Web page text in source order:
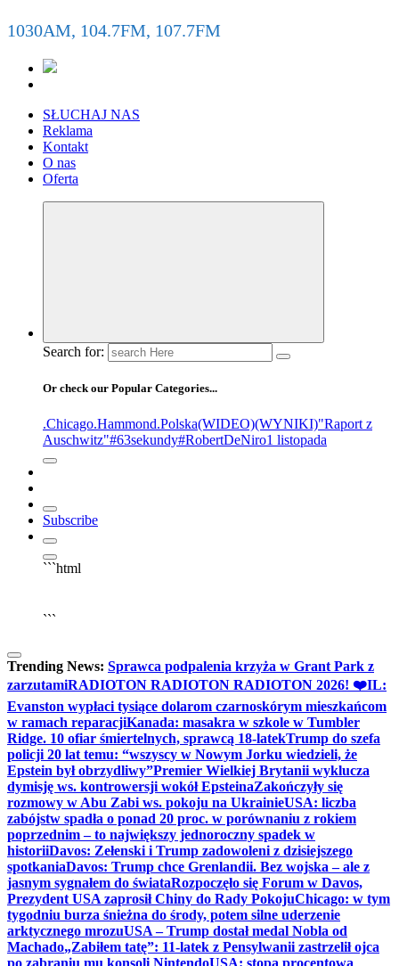
1030AM, 104.7FM, 107.7FM
SŁUCHAJ NAS
Reklama
Kontakt
O nas
Oferta
Search for:
Or check our Popular Categories...
.Chicago.Hammond.Polska(WIDEO)(WYNIKI)"Raport z
Auschwitz"#63sekundy#RobertDeNiro1 listopada
Subscribe
```html
```
Trending News: Sprawca podpalenia krzyża w Grant Park z
zarzutamiRADIOTON RADIOTON RADIOTON 2026! ❤️IL:
Evanston wypłaci tysiące dolarom czarnoskórym mieszkańcom
w ramach reparacjiKanada: masakra w szkole w Tumbler
Ridge. 10 ofiar śmiertelnych, sprawcą 18-latekTrump do szefa
policji 20 lat temu: “wszyscy w Nowym Jorku wiedzieli, że
Epstein był obrzydliwy”Premier Wielkiej Brytanii wyklucza
dymisję ws. kontrowersji wokół EpsteinaZakończyły się
rozmowy w Abu Zabi ws. pokoju na UkrainieUSA: liczba
zabójstw spadła o ponad 20 proc. w porównaniu z rokiem
poprzednim – to największy jednoroczny spadek w
historiiDavos: Zełenski i Trump zadowoleni z dzisiejszego
spotkaniaDavos: Trump chce Grenlandii. Bez wojska – ale z
jasnym sygnałem do świataRozpoczęło się Forum w Davos,
Prezydent USA zaprosił Chiny do Rady PokojuChicago: w tym
tygodniu burza śnieżna do środy, potem silne uderzenie
arktycznego mrozuUSA – Trump dostał medal Nobla od
Machado„Zabiłem tatę”: 11-latek z Pensylwanii zastrzelił ojca
po zabraniu mu konsoli NintendoUSA: stopa procentowa